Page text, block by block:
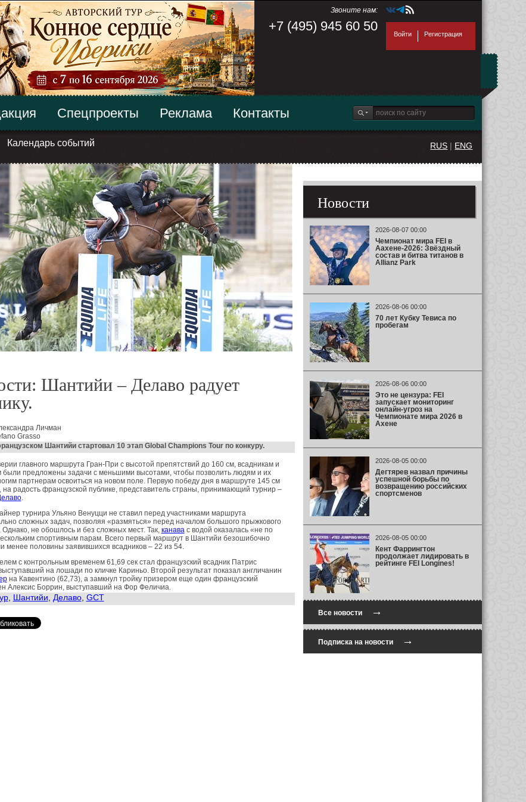
Звоните нам:
+7 (495) 945 60 50
Войти Регистрация
Календарь событий
Спецпроекты Реклама Контакты
RUS | ENG
Шантийи – Делаво радует
Личман
Grasso
Шантийи стартовал 10 этап Global Champions Tour по конкуру.
главного маршрута Гран-При с высотой препятствий до 160 см, всадникам и
предложены задачи с меньшими высотами, чтобы позволить людям и их
партнерам освоиться на новом поле. Первую победу дня в маршруте 145 см
на радость французской публике, представитель страны, принимающий турнир –
.
турнира Ульяно Венуцци не ставил перед участниками маршрута
сложных задач, позволяя «размяться» перед началом большого прыжкового
Однако, не обошлось и без сложных мест. Так, канавас водой оказалась «не по
спортивным парам. Всего первый маршрут в Шантийи безошибочно
менее половины заявившихся всадников – 22 из 54.
с контрольным временем 61,69 сек стал французский всадник Патрис
на лошади по кличке Кариньо. Второй результат показал англичанин
на Кавентино (62,73), а замкнул тройку призером еще один французский
Алексис Боррин, выступавший на Фор Феличиа.
, Шантийи Делаво, GCT
Новости
2026-08-07 00:00
Чемпионат мира FEI в
Аахене-2026: Звёздный
состав и битва титанов в
Allianz Park
2026-08-06 00:00
70 лет Кубку Тевиса по
пробегам
2026-08-06 00:00
Это не цензура: FEI
запускает мониторинг
онлайн-угроз на
Чемпионате мира 2026 в
Ахене
2026-08-05 00:00
Дегтярев назвал причины
успешной борьбы по
возвращению российских
спортсменов
2026-08-05 00:00
Кент Фаррингтон
продолжает лидировать в
рейтинге FEI Longines!
Все новости→
Подписка на новости→